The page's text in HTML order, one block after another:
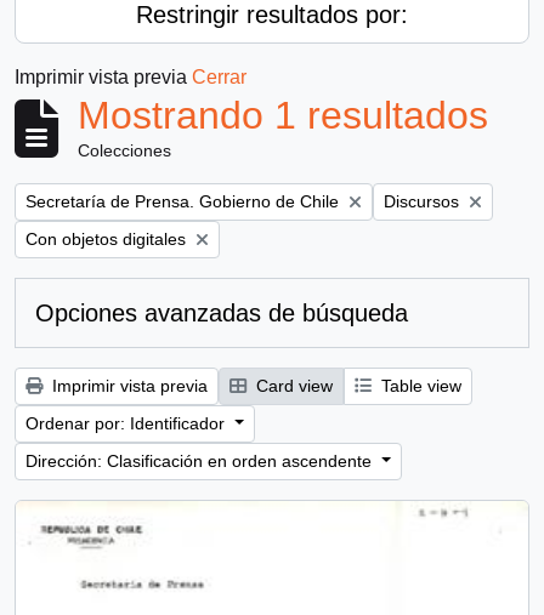
Restringir resultados por:
Imprimir vista previa Cerrar
Mostrando 1 resultados
Colecciones
Remove filter:
Secretaría de Prensa. Gobierno de Chile Remove filter:
Discursos
Remove filter:
Con objetos digitales
Opciones avanzadas de búsqueda
Imprimir vista previa Card view
Table view
Ordenar por: Identificador
Dirección: Clasificación en orden ascendente